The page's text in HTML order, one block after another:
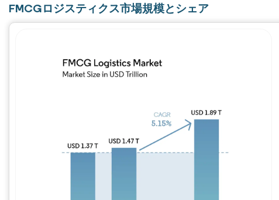
FMCGロジスティクス市場規模とシェア
画像 © Mordor Intelligence。再利用にはCC